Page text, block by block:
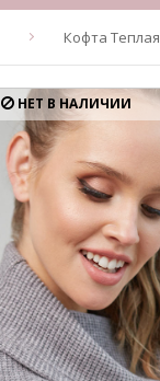
Кофта Теплая
НЕТ В НАЛИЧИИ